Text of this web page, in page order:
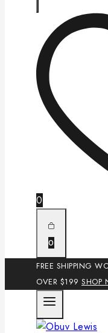
0
0
FREE SHIPPING
OVER $199 SHOP